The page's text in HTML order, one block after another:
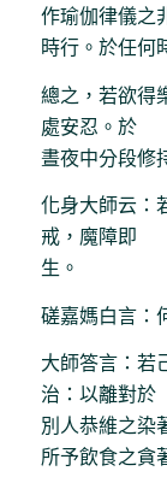
作瑜伽律儀之
時行。於任何
總之，若欲得
處安忍。於
晝夜中分段修
化身大師云：
戒，魔障即
生。
磋嘉媽白言：
大師答言：若
治：以離對於
別人恭維之染
所予飲食之貪